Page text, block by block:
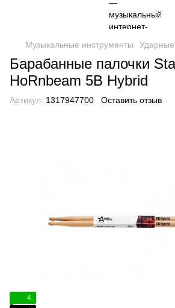
Музыкальные инструменты Ударные
Барабанные палочки
HoRnbeam 5B Hybrid
Артикул: 1317947700 Оставить отзыв
4